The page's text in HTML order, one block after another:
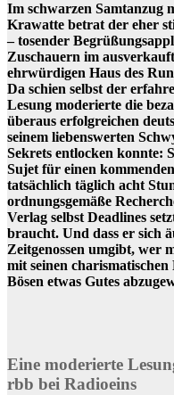
Im schwarzen Samtanzug
Krawatte betrat der eher
– tosender
Zuschauern im
ehrwürdigen Haus des
Da schien selbst der
Lesung moderierte die
überaus erfolgreichen
seinem liebenswerten
Sekrets entlocken konnte:
Sujet für einen
tatsächlich täglich acht
ordnungsgemäße
Verlag selbst Deadlines
braucht. Und dass er sich
Zeitgenossen umgibt, wer
mit seinen
Bösen etwas Gutes
Eine moderierte
rbb bei Radioeins